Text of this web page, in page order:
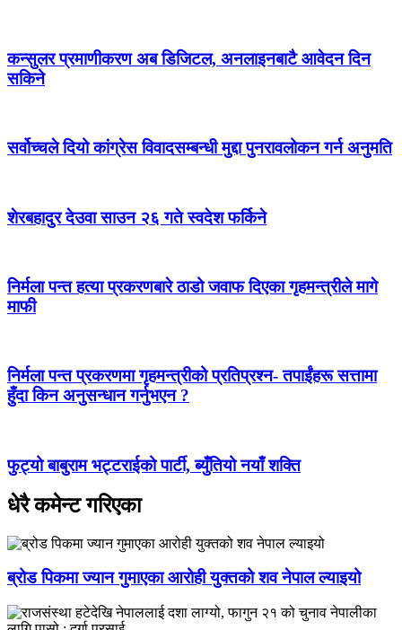
कन्सुलर प्रमाणीकरण अब डिजिटल, अनलाइनबाटै आवेदन दिन
सकिने
सर्वोच्चले दियो कांग्रेस विवादसम्बन्धी मुद्दा पुनरावलोकन गर्न अनुमति
शेरबहादुर देउवा साउन २६ गते स्वदेश फर्किने
निर्मला पन्त हत्या प्रकरणबारे ठाडो जवाफ दिएका गृहमन्त्रीले मागे
माफी
निर्मला पन्त प्रकरणमा गृहमन्त्रीको प्रतिप्रश्न- तपाईंहरू सत्तामा
हुँदा किन अनुसन्धान गर्नुभएन ?
फुट्यो बाबुराम भट्टराईको पार्टी, ब्युँतियो नयाँ शक्ति
धेरै कमेन्ट गरिएका
ब्रोड पिकमा ज्यान गुमाएका आरोही युक्तको शव नेपाल ल्याइयो